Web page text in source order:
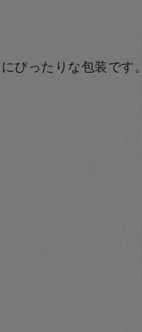
ぴったりな包装です。